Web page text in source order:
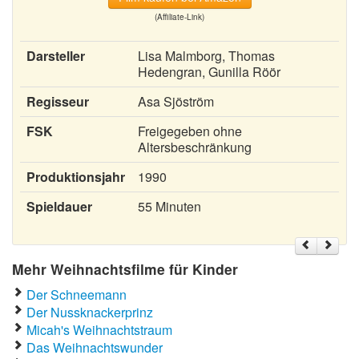
(Affiliate-Link)
Darsteller
Lisa Malmborg, Thomas
Hedengran, Gunilla Röör
Regisseur
Asa Sjöström
FSK
Freigegeben ohne
Altersbeschränkung
Produktionsjahr
1990
Spieldauer
55 Minuten
Mehr Weihnachtsfilme für Kinder
Der Schneemann
Der Nussknackerprinz
Micah's Weihnachtstraum
Das Weihnachtswunder